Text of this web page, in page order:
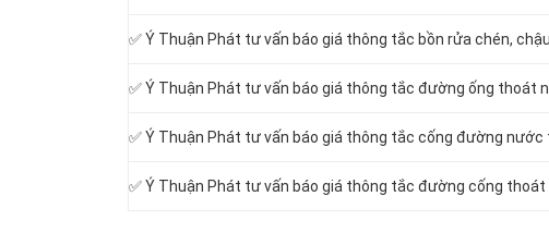
✅ Ý Thuận Phát tư vấn báo giá thông tắc bồn rửa chén,
✅ Ý Thuận Phát tư vấn báo giá thông tắc đường ống thoát
‎✅ Ý Thuận Phát tư vấn báo giá thông tắc cống đường nước
✅ Ý Thuận Phát tư vấn báo giá thông tắc đường cống thoát